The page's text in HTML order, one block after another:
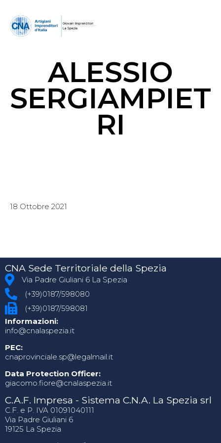
ALESSIO
SERGIAMPIET
RI
18 Ottobre 2021
CNA Sede Territoriale della Spezia
Via Padre Giuliani 6 La Spezia
(+39)0187/598080
(+39)0187/598081
Informazioni:
info@cnalaspezia.it
PEC:
cnaprovinciale.sp@legalmail.it
Data Protection Officer:
giacomo.fiore@cnalaspezia.it
C.A.F. Impresa - Sistema C.N.A. La Spezia srl
C.F. e P. IVA 01091040111
Via Padre Giuliani 6
19125 La Spezia